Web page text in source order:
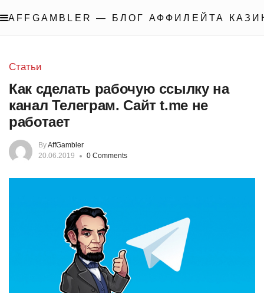
AFFGAMBLER — БЛОГ АФФИЛЕЙТА
Статьи
Как сделать рабочую ссылку на
канал Телеграм. Сайт t.me не
работает
ByAffGambler
20.06.2019
0 Comments